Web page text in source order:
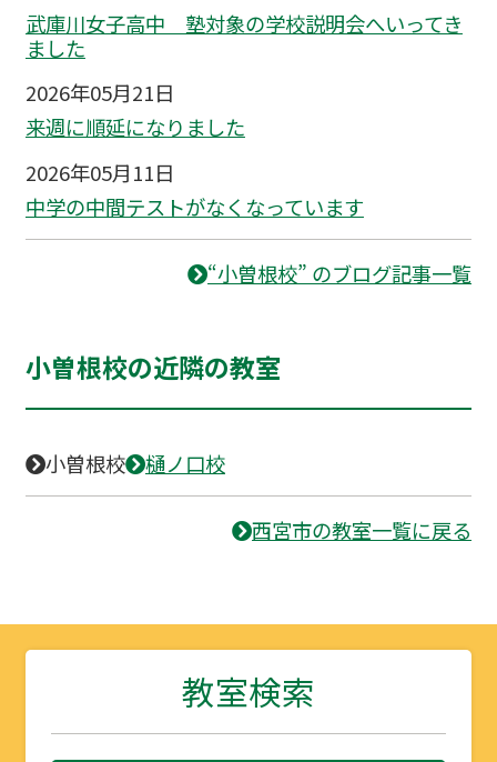
武庫川女子高中 塾対象の学校説明会へいってき
ました
2026年05月21日
来週に順延になりました
2026年05月11日
中学の中間テストがなくなっています
“小曽根校” のブログ記事一覧
小曽根校の近隣の教室
小曽根校 樋ノ口校
西宮市の教室一覧に戻る
教室検索